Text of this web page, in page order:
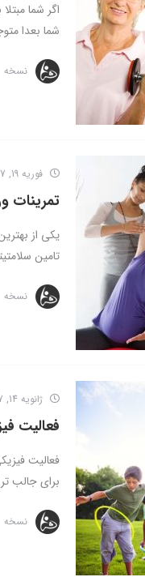
اگر شما
شما بعدا
نسخه
فوریه 19, 2017
تمرینات
یکی از
تامین
نسخه
ژانویه 14, 2017
فعالیت
فعالیت
برای جالب
نسخه